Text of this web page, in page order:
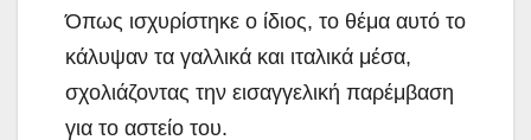
Όπως ισχυρίστηκε ο ίδιος, το θέμα αυτό το
κάλυψαν τα γαλλικά και ιταλικά μέσα,
σχολιάζοντας την εισαγγελική παρέμβαση
για το αστείο του.